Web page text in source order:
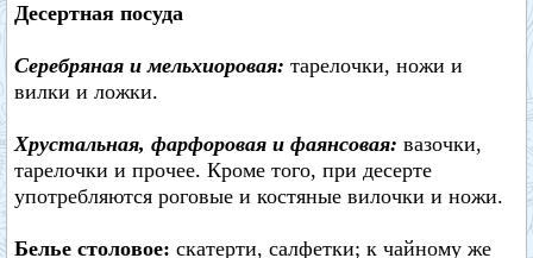
Десертная посуда
Серебряная и мельхиоровая: тарелочки, ножи и
вилки и ложки.
Хрустальная, фарфоровая и фаянсовая: вазочки,
тарелочки и прочее. Кроме того, при десерте
употребляются роговые и костяные вилочки и ножи.
Белье столовое: скатерти, салфетки; к чайному же